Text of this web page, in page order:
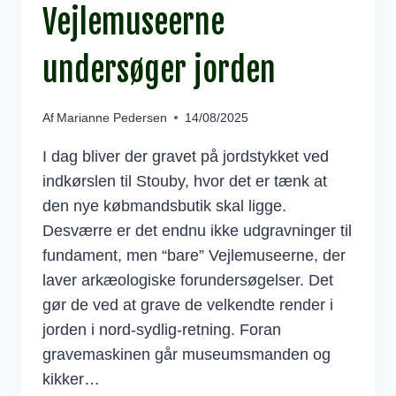
Vejlemuseerne
undersøger jorden
Af Marianne Pedersen 14/08/2025
I dag bliver der gravet på jordstykket ved
indkørslen til Stouby, hvor det er tænk at
den nye købmandsbutik skal ligge.
Desværre er det endnu ikke udgravninger til
fundament, men “bare” Vejlemuseerne, der
laver arkæologiske forundersøgelser. Det
gør de ved at grave de velkendte render i
jorden i nord-sydlig-retning. Foran
gravemaskinen går museumsmanden og
kikker…